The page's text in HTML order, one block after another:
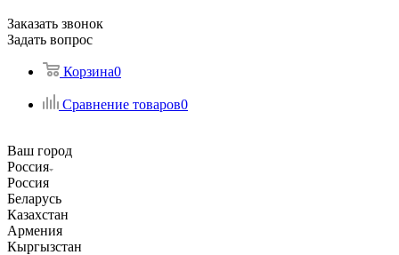
Заказать звонок
Задать вопрос
Корзина0
Сравнение товаров0
Ваш город
Россия
Россия
Беларусь
Казахстан
Армения
Кыргызстан